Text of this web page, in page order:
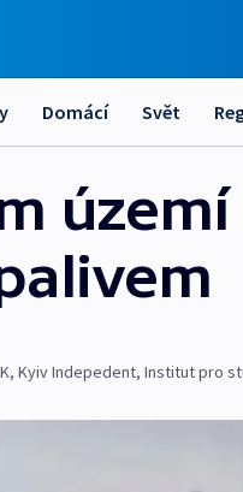
Domácí Svět
, Kyiv Indepedent, Institut pro